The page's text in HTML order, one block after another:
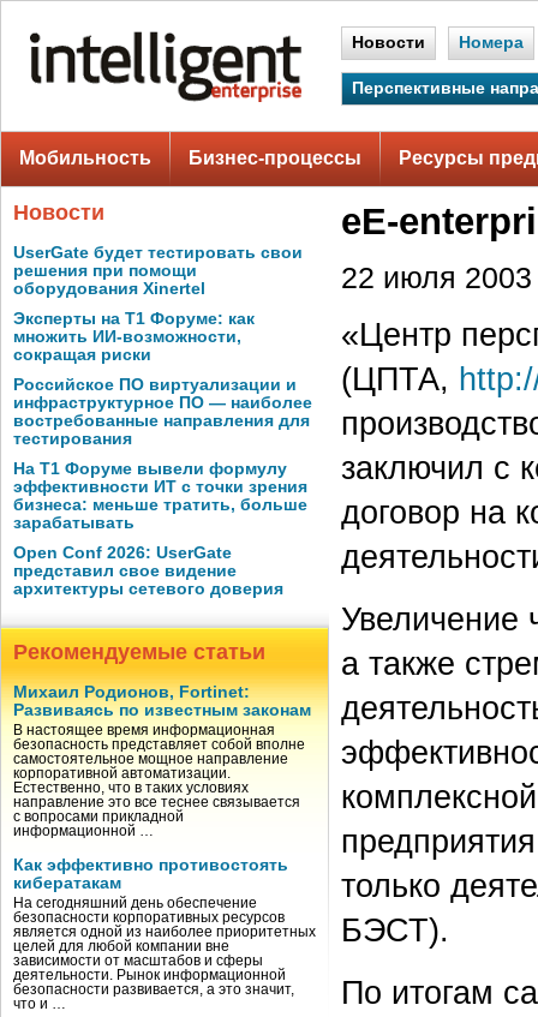
Новости Номера
Перспективные
Мобильность Бизнес-процессы Ресурсы
Новости
UserGate будет тестировать свои
решения при помощи
оборудования Xinertel
Эксперты на Т1 Форуме: как
множить ИИ-возможности,
сокращая риски
Российское ПО виртуализации и
инфраструктурное ПО — наиболее
востребованные направления для
тестирования
На Т1 Форуме вывели формулу
эффективности ИТ с точки зрения
бизнеса: меньше тратить, больше
зарабатывать
Open Conf 2026: UserGate
представил свое видение
архитектуры сетевого доверия
Рекомендуемые статьи
Михаил Родионов, Fortinet:
Развиваясь по известным законам
В настоящее время информационная
безопасность представляет собой вполне
самостоятельное мощное направление
корпоративной автоматизации.
Естественно, что в таких условиях
направление это все теснее связывается
с вопросами прикладной
информационной …
Как эффективно противостоять
кибератакам
На сегодняшний день обеспечение
безопасности корпоративных ресурсов
является одной из наиболее приоритетных
целей для любой компании вне
зависимости от масштабов и сферы
деятельности. Рынок информационной
безопасности развивается, а это значит,
что и …
eE-
22 июля 2003
«Центр
(ЦПТА,
заключил с
договор на
Увеличение
а также
только
БЭСТ).
По итогам